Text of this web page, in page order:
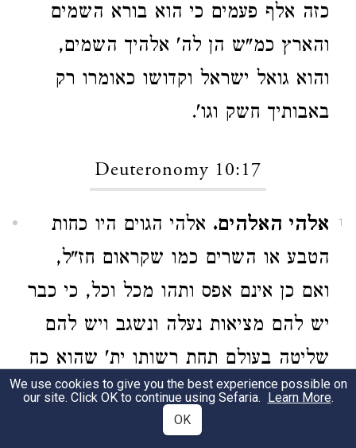
כזה אלף פעמים כי הוא בורא השמים
והארץ כמ"ש הן לה' אלהיך השמים,
והוא גואל ישראל וקדושו כאומרו רק
באבותיך חשק וגו'.
Deuteronomy 10:17
1 אלהי האלהים. אלהי הגוים היו כחות
הטבע או השרים כמו שקראום חז"ל,
ואם כן אינם אפס ותהו מכל וכל, כי כבר
יש להם מציאות נעלה ונשגב ויש להם
שליטה בעולם תחת רשותו ית' שהוא כח
הכחות כלם, או אלהי האלהים כמו
שתקראנו התורה, ובזה בלבד יובנו היטב
We use cookies to give you the best experience possible on
our site. Click OK to continue using Sefaria. Learn More.
OK